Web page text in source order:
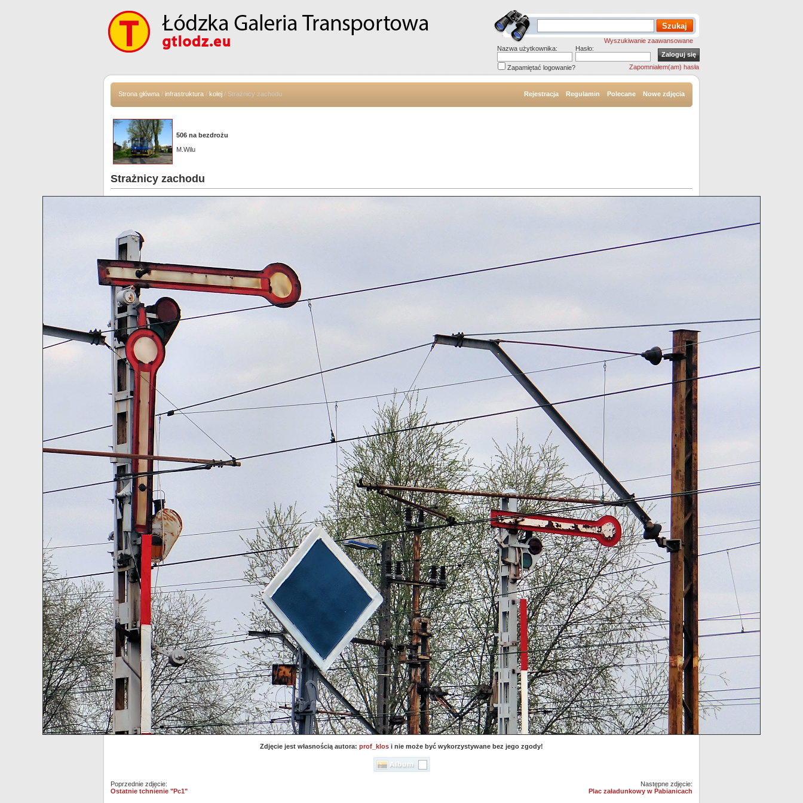
Wyszukiwanie zaawansowane
Nazwa użytkownika:
Hasło:
Zapamiętać logowanie? Zapomniałem(am) hasła
Strona główna / infrastruktura / kolej / Strażnicy zachodu Rejestracja Regulamin Polecane Nowe zdjęcia
506 na bezdrożu
M.Wilu
Strażnicy zachodu
Zdjęcie jest własnością autora: prof_klos i nie może być wykorzystywane bez jego zgody!
Poprzednie zdjęcie:
Ostatnie tchnienie "Pc1"
Następne zdjęcie:
Plac załadunkowy w Pabianicach